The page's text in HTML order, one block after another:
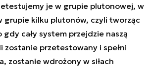
je w grupie plutonowej, w
grupie kilku plutonów, czyli tworząc
cały system przejdzie naszą
zostanie przetestowany i spełni
zostanie wdrożony w siłach